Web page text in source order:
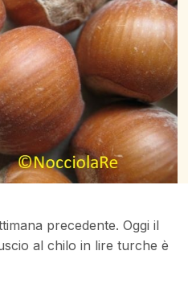
precedente. Oggi il
al chilo in lire turche è